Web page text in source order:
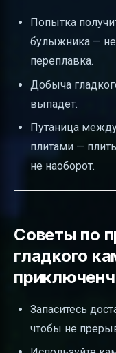
Попытка
булыжника — не
переплавка.
Добыча
выпадет.
Путаница
плитами —
не наоборот.
Советы по
гладкого
Запаситесь
чтобы не